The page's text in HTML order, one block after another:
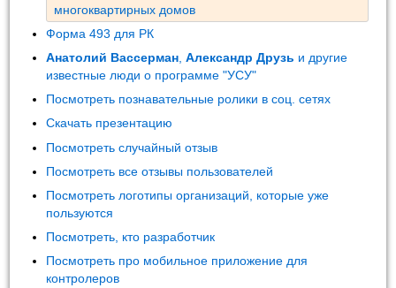
многоквартирных домов
Форма 493 для РК
Анатолий Вассерман ,Александр Друзь и другие
известные люди о программе "УСУ"
Посмотреть познавательные ролики в соц. сетях
Скачать презентацию
Посмотреть случайный отзыв
Посмотреть все отзывы пользователей
Посмотреть логотипы организаций, которые уже
пользуются
Посмотреть, кто разработчик
Посмотреть про мобильное приложение для
контролеров